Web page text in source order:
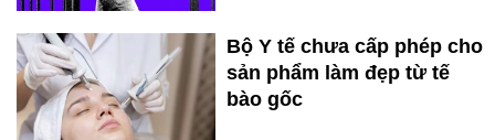
Bộ Y tế chưa cấp phép cho
sản phẩm làm đẹp từ tế
bào gốc